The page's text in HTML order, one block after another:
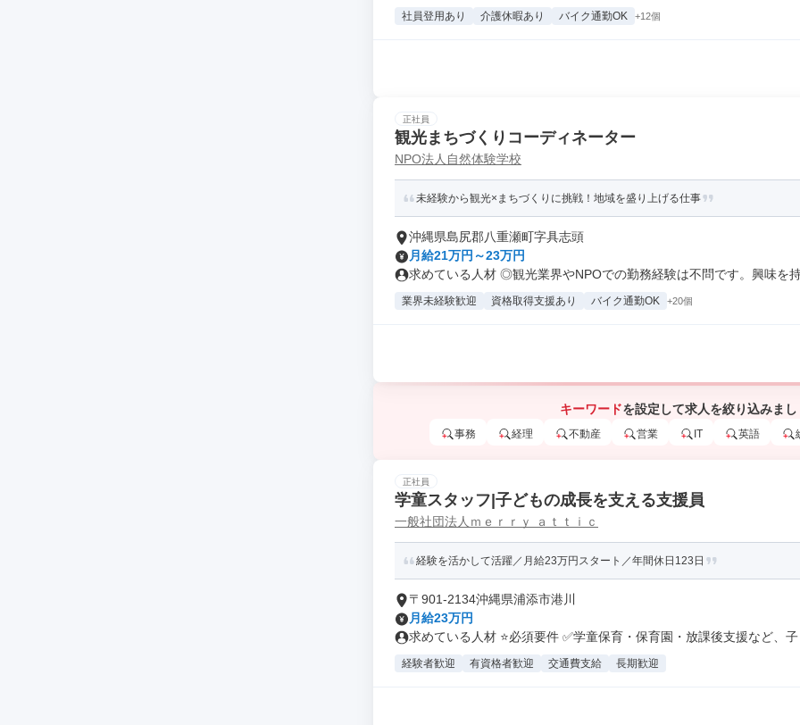
社員登用あり 介護休暇あり バイク通勤OK +12個
正社員
観光まちづくりコーディネーター
NPO法人自然体験学校
未経験から観光×まちづくりに挑戦！地域を盛り上げる仕事
沖縄県島尻郡八重瀬町字具志頭
月給21万円～23万円
求めている人材 ◎観光業界やNPOでの勤務経験は不問です。興味を
業界未経験歓迎 資格取得支援あり バイク通勤OK +20個
キーワードを設定して求人を絞り込みま
事務 経理 不動産 営業 IT 英語
正社員
学童スタッフ|子どもの成長を支える支援員
一般社団法人ｍｅｒｒｙ ａｔｔｉｃ
経験を活かして活躍／月給23万円スタート／年間休日123日
〒901-2134沖縄県浦添市港川
月給23万円
求めている人材 ⭐️必須要件 ✅学童保育・保育園・放課後支援など、
経験者歓迎 有資格者歓迎 交通費支給 長期歓迎